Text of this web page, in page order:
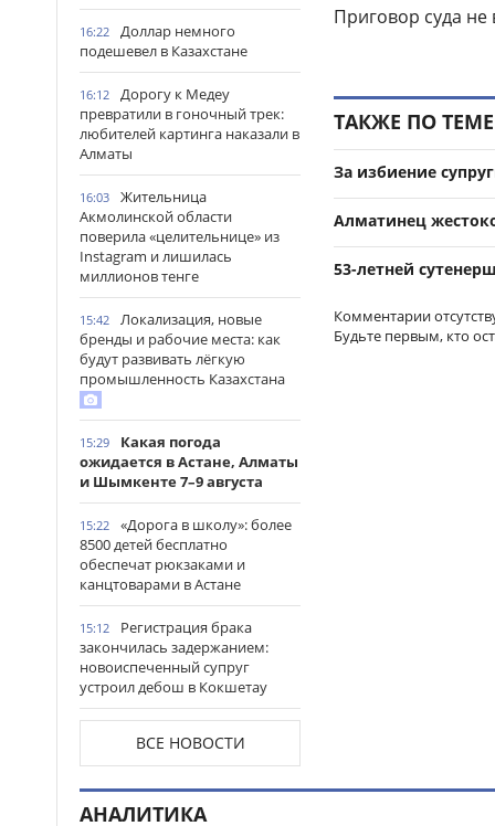
16:22
Доллар немного
подешевел в Казахстане
16:12
Дорогу к Медеу
превратили в гоночный трек:
любителей картинга наказали в
Алматы
16:03
Жительница
Акмолинской области
поверила «целительнице» из
Instagram и лишилась
миллионов тенге
15:42
Локализация, новые
бренды и рабочие места: как
будут развивать лёгкую
промышленность Казахстана
15:29
Какая погода
ожидается в Астане, Алматы
и Шымкенте 7–9 августа
15:22
«Дорога в школу»: более
8500 детей бесплатно
обеспечат рюкзаками и
канцтоварами в Астане
15:12
Регистрация брака
закончилась задержанием:
новоиспеченный супруг
устроил дебош в Кокшетау
Сауран началась реставрация
исторических памятников
14:53
Выезд на встречную
ВСЕ НОВОСТИ
Приговор суда не
ТАКЖЕ ПО ТЕМЕ
За избиение
Алматинец
53-летней
Комментарии
Будьте первым, кто
АНАЛИТИКА